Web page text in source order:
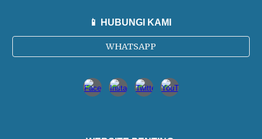
📱 HUBUNGI KAMI
WHATSAPP